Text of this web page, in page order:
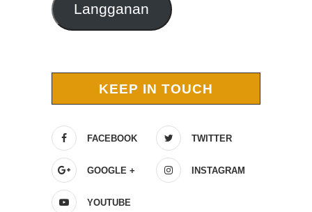
Langganan
KEEP IN TOUCH
FACEBOOK TWITTER
GOOGLE + INSTAGRAM
YOUTUBE